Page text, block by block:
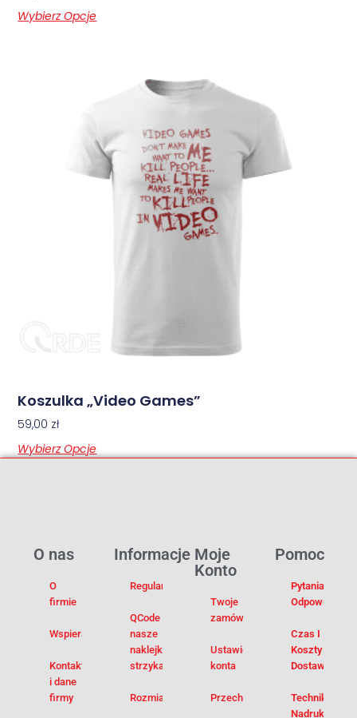
Wybierz Opcje
Koszulka „Video Games”
59,00 zł
Wybierz Opcje
Pomoc
Pytania I
Odpowiedzi
Czas I
Koszty
Dostawy
Techniki
Nadruku
Moje
Konto
Twoje
zamówienia
Ustawienia
konta
Przechowalnia
Informacje
Regulamin
QCode –
nasze
naklejki na
strzykawki
Rozmiarówka
O nas
O
firmie
Wspieramy
Kontakt
i dane
firmy